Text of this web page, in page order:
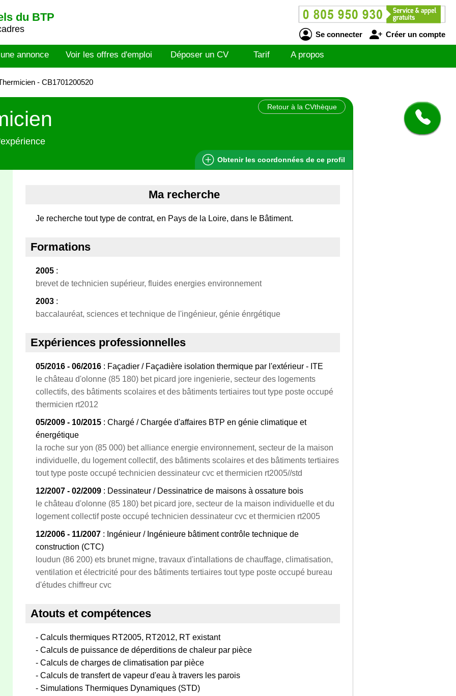
du BTP
Se connecter Créer un compte
annonce Voir les offres d'emploi Déposer un CV Tarif A propos
- CB1701200520
Retour à la CVthèque
Obtenir les coordonnées de ce profil
Ma recherche
Je recherche tout type de contrat, en Pays de la Loire, dans le Bâtiment.
Formations
2005 :
brevet de technicien supérieur, fluides energies environnement
2003 :
baccalauréat, sciences et technique de l'ingénieur, génie énrgétique
Expériences professionnelles
05/2016 - 06/2016 : Façadier / Façadière isolation thermique par l'extérieur - ITE
le château d'olonne (85 180) bet picard jore ingenierie, secteur des logements
collectifs, des bâtiments scolaires et des bâtiments tertiaires tout type poste occupé
thermicien rt2012
05/2009 - 10/2015 : Chargé / Chargée d'affaires BTP en génie climatique et
énergétique
la roche sur yon (85 000) bet alliance energie environnement, secteur de la maison
individuelle, du logement collectif, des bâtiments scolaires et des bâtiments tertiaires
tout type poste occupé technicien dessinateur cvc et thermicien rt2005//std
12/2007 - 02/2009 : Dessinateur / Dessinatrice de maisons à ossature bois
le château d'olonne (85 180) bet picard jore, secteur de la maison individuelle et du
logement collectif poste occupé technicien dessinateur cvc et thermicien rt2005
12/2006 - 11/2007 : Ingénieur / Ingénieure bâtiment contrôle technique de
construction (CTC)
loudun (86 200) ets brunet migne, travaux d'intallations de chauffage, climatisation,
ventilation et électricité pour des bâtiments tertiaires tout type poste occupé bureau
d'études chiffreur cvc
Atouts et compétences
- Calculs thermiques RT2005, RT2012, RT existant
- Calculs de puissance de déperditions de chaleur par pièce
- Calculs de charges de climatisation par pièce
- Calculs de transfert de vapeur d'eau à travers les parois
- Simulations Thermiques Dynamiques (STD)